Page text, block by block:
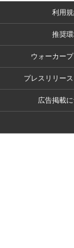
利用
推奨
ウォーカー
プレスリリー
広告掲載